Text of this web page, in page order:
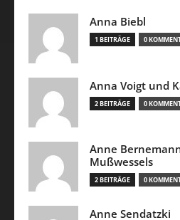
Anna Biebl
1 BEITRÄGE 0
Anna Voigt und
2 BEITRÄGE 0
Anne
Mußwessels
2 BEITRÄGE 0
Anne Sendatzki